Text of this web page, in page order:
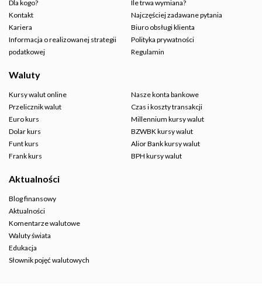
Dla kogo?
Kontakt
Kariera
Informacja o realizowanej strategii
podatkowej
Ile trwa wymiana?
Najczęściej zadawane pytania
Biuro obsługi klienta
Polityka prywatności
Regulamin
Waluty
Kursy walut online
Przelicznik walut
Euro kurs
Dolar kurs
Funt kurs
Frank kurs
Nasze konta bankowe
Czas i koszty transakcji
Millennium kursy walut
BZWBK kursy walut
Alior Bank kursy walut
BPH kursy walut
Aktualności
Blog finansowy
Aktualności
Komentarze walutowe
Waluty świata
Edukacja
Słownik pojęć walutowych